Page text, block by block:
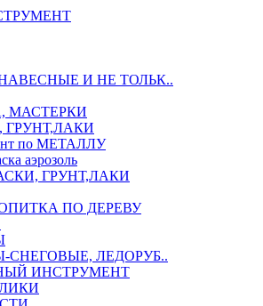
И НЕ ТОЛЬК..
МАСТЕРКИ
ГРУНТ,ЛАКИ
по МЕТАЛЛУ
аэрозоль
ГРУНТ,ЛАКИ
ПО ДЕРЕВУ
СНЕГОВЫЕ, ЛЕДОРУБ..
ИНСТРУМЕНТ